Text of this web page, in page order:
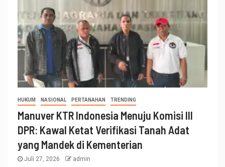
HUKUM NASIONAL PERTANAHAN TRENDING
Manuver KTR Indonesia Menuju Komisi III
DPR: Kawal Ketat Verifikasi Tanah Adat
yang Mandek di Kementerian
Juli 27, 2026 admin